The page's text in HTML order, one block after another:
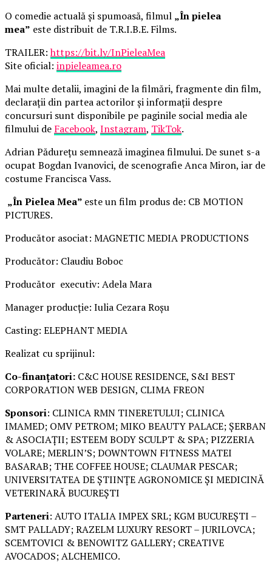
O comedie actuală și spumoasă, filmul „În pielea
mea” este distribuit de T.R.I.B.E. Films.
TRAILER:https://bit.ly/InPieleaMea
Site oficial: inpieleamea.ro
Mai multe detalii, imagini de la filmări, fragmente din film,
declarații din partea actorilor și informații despre
concursuri sunt disponibile pe paginile social media ale
filmului de Facebook, Instagram, TikTok.
Adrian Pădurețu semnează imaginea filmului. De sunet s-a
ocupat Bogdan Ivanovici, de scenografie Anca Miron, iar de
costume Francisca Vass.
„În Pielea Mea” este un film produs de: CB MOTION
PICTURES.
Producător asociat: MAGNETIC MEDIA PRODUCTIONS
Producător: Claudiu Boboc
Producător executiv: Adela Mara
Manager producție: Iulia Cezara Roșu
Casting: ELEPHANT MEDIA
Realizat cu sprijinul:
Co-finanțatori: C&C HOUSE RESIDENCE, S&I BEST
CORPORATION WEB DESIGN, CLIMA FREON
Sponsori: CLINICA RMN TINERETULUI; CLINICA
IMAMED; OMV PETROM; MIKO BEAUTY PALACE; ȘERBAN
& ASOCIAȚII; ESTEEM BODY SCULPT & SPA; PIZZERIA
VOLARE; MERLIN’S; DOWNTOWN FITNESS MATEI
BASARAB; THE COFFEE HOUSE; CLAUMAR PESCAR;
UNIVERSITATEA DE ȘTIINȚE AGRONOMICE ȘI MEDICINĂ
VETERINARĂ BUCUREȘTI
Parteneri: AUTO ITALIA IMPEX SRL; KGM BUCUREȘTI –
SMT PALLADY; RAZELM LUXURY RESORT – JURILOVCA;
SCEMTOVICI & BENOWITZ GALLERY; CREATIVE
AVOCADOS; ALCHEMICO.